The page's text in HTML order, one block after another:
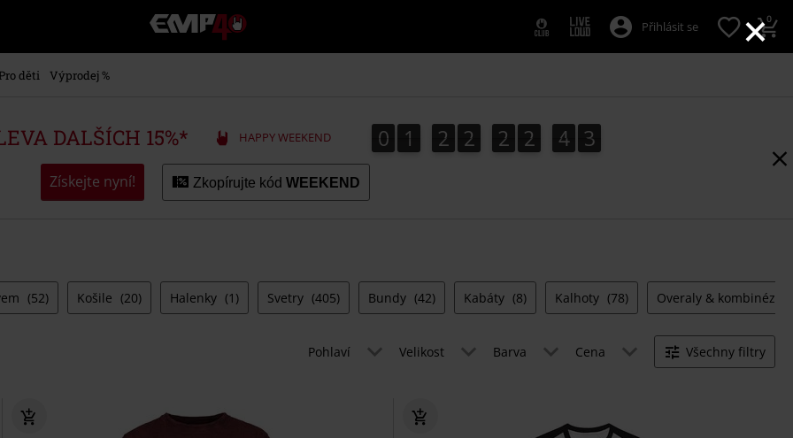
×
EMP
-
Hudba,
Merch
hráče,
Alternativní
Přihlásit se 0
Pro děti Výprodej %
DALŠÍCH 15%* HAPPY WEEKEND 0
0 1
1 2
2 2
2 2
2 2
2 4
4 1
2
1
3
2
Získejte nyní! Zkopírujte kód WEEKEND
(52) Košile (20) Halenky (1) Svetry (405) Bundy (42) Kabáty (8) Kalhoty (78) Overaly & kombinézy
Pohlaví Velikost Barva Cena Všechny filtry